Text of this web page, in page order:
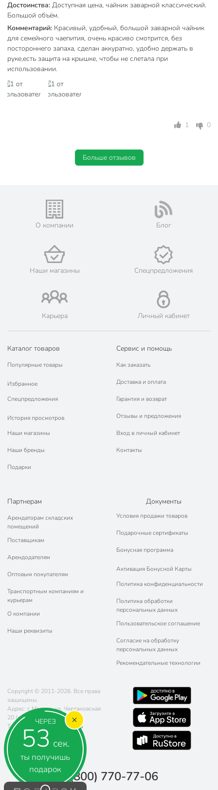
ЧЕРЕЗ
52 сек.
ты получишь
подарок
Достоинства: Доступная цена, чайник заварной классический.
Большой объём.
Комментарий: Красивый, удобный, большой заварной чайник
для семейного чаепития, очень красиво смотрится, без
постороннего запаха, сделан аккуратно, удобно держать в
руке,есть защита на крышке, чтобы не слетала при
использовании.
1 0
Больше отзывов
О компании Блог
Наши магазины Спецпредложения
Карьера Личный кабинет
Каталог товаров
Популярные товары
Избранное
Спецпредложения
История просмотров
Наши магазины
Наши бренды
Подарки
Сервис и помощь
Как заказать
Доставка и оплата
Гарантия и возврат
Отзывы и предложения
Вход в личный кабинет
Контакты
Партнерам
Арендаторам складских
помещений
Поставщикам
Арендодателям
Оптовым покупателям
Транспортным компаниям и
курьерам
О компании
Наши реквизиты
Документы
Условия продажи товаров
Подарочные сертификаты
Бонусная программа
Активация Бонусной Карты
Политика конфиденциальности
Политика обработки
персональных данных
Пользовательское соглашение
Согласие на обработку
персональных данных
Рекомендательные технологии
Copyright © 2011-2026. Все права
защищены.
Адрес: г. Москва, ул. Чертановская
20 (метро Южная)
Телефон:
8 (800) 770-77-06
Почта:sales@poryadok.ru
8 (800) 770-77-06